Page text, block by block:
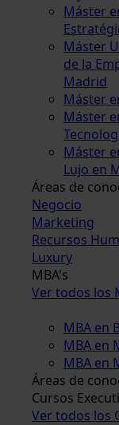
Máster
Máster
de la
Madrid
Máster
Máster
Máster
Lujo en
Áreas de
Negocio
Marketing
Recursos
Luxury
MBA's
Ver todos los
MBA en
MBA en
MBA en
Áreas de
Cursos
Ver todos los